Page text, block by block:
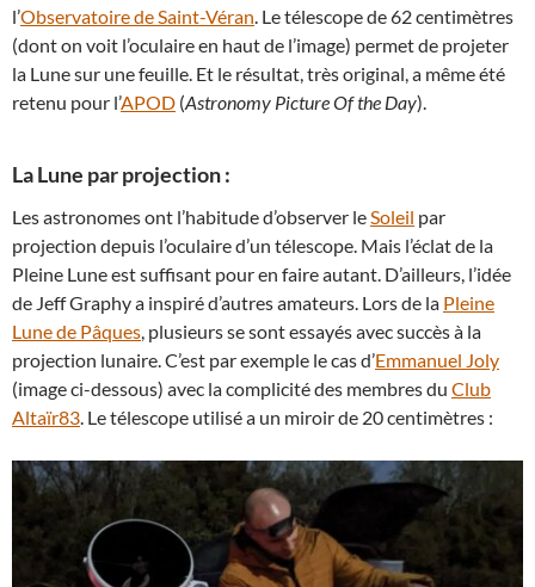
l’Observatoire de Saint-Véran. Le télescope de 62 centimètres
(dont on voit l’oculaire en haut de l’image) permet de projeter
la Lune sur une feuille. Et le résultat, très original, a même été
retenu pour l’APOD (Astronomy Picture Of the Day).
La Lune par projection :
Les astronomes ont l’habitude d’observer leSoleil par
projection depuis l’oculaire d’un télescope. Mais l’éclat de la
Pleine Lune est suffisant pour en faire autant. D’ailleurs, l’idée
de Jeff Graphy a inspiré d’autres amateurs. Lors de la Pleine
Lune de Pâques, plusieurs se sont essayés avec succès à la
projection lunaire. C’est par exemple le cas d’Emmanuel Joly
(image ci-dessous) avec la complicité des membres du Club
Altaïr83. Le télescope utilisé a un miroir de 20 centimètres :